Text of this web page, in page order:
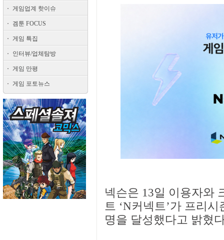
게임업계 핫이슈
겜툰 FOCUS
게임 특집
인터뷰/업체탐방
게임 만평
게임 포토뉴스
넥슨은 13일 이용자와
트 ‘N커넥트’가 프리
명을 달성했다고 밝혔